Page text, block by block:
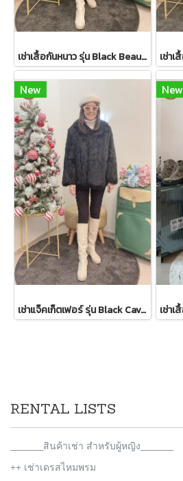
เช่าเสื้อกันหนาว รุ่น Black Beauty Single Breasted Coat 2108GCL1544FABK1
New
เช่าแจ็คเก็ตเฟอร์ รุ่น Black Cavernous Fur Jacket 2111GCF1779FABK1
New
RENTAL LISTS
________สินค้าเช่า สำหรับผู้หญิง________
++ เช่าเดรสไหมพรม